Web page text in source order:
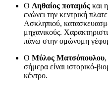
Ο Ληθαίος ποταμός και η
ενώνει την κεντρική
Ασκληπιού,
μηχανικούς.
πάνω στην ομώνυμη
Ο Μύλος Ματσόπουλου
σήμερα είναι ιστορικό-
κέντρο.